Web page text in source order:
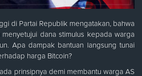
di Partai Republik mengatakan, bahwa
menyetujui dana stimulus kepada warga
Apa dampak bantuan langsung tunai
harga Bitcoin?
prinsipnya demi membantu warga AS